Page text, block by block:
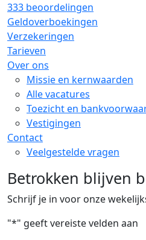
333 beoordelingen
Geldoverboekingen
Verzekeringen
Tarieven
Over ons
Missie en kernwaarden
Alle vacatures
Toezicht en
Vestigingen
Contact
Veelgestelde vragen
Betrokken blijven
Schrijf je in voor onze
"*" geeft vereiste velden aan